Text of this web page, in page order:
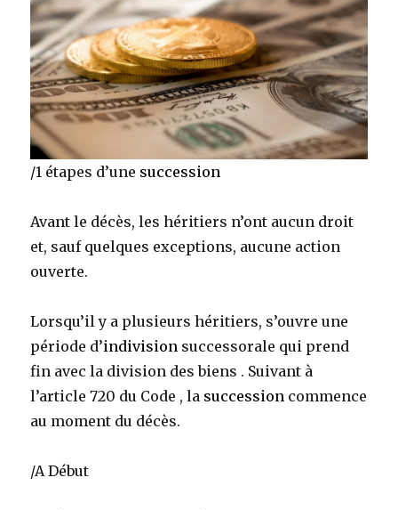
/1 étapes d’une succession
Avant le décès, les héritiers n’ont aucun droit
et, sauf quelques exceptions, aucune action
ouverte.
Lorsqu’il y a plusieurs héritiers, s’ouvre une
période d’indivision successorale qui prend
fin avec la division des biens . Suivant à
l’article 720 du Code , la succession commence
au moment du décès.
/A Début